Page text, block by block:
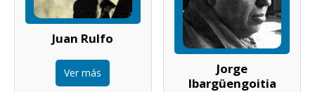
Juan Rulfo
Ver más
Jorge
Ibargüengoitia